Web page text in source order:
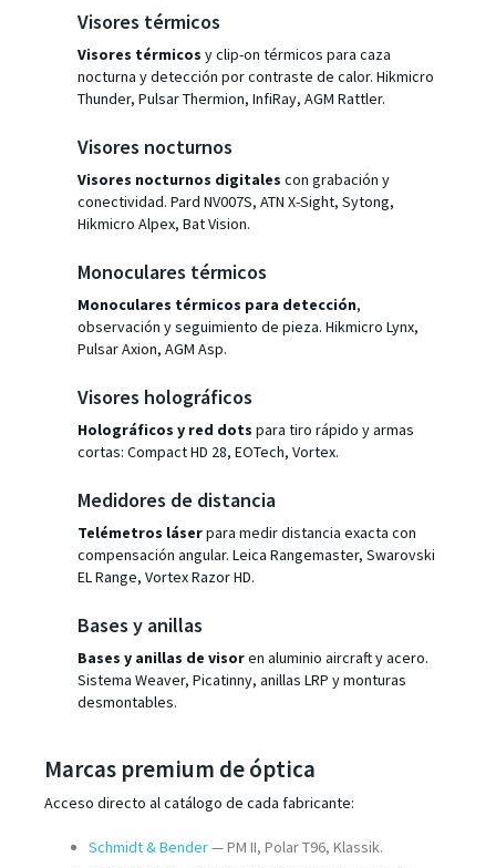
Visores térmicos
Visores térmicos y clip-on térmicos para caza
nocturna y detección por contraste de calor. Hikmicro
Thunder, Pulsar Thermion, InfiRay, AGM Rattler.
Visores nocturnos
Visores nocturnos digitales con grabación y
conectividad. Pard NV007S, ATN X-Sight, Sytong,
Hikmicro Alpex, Bat Vision.
Monoculares térmicos
Monoculares térmicos para detección,
observación y seguimiento de pieza. Hikmicro Lynx,
Pulsar Axion, AGM Asp.
Visores holográficos
Holográficos y red dots para tiro rápido y armas
cortas: Compact HD 28, EOTech, Vortex.
Medidores de distancia
Telémetros láserpara medir distancia exacta con
compensación angular. Leica Rangemaster, Swarovski
EL Range, Vortex Razor HD.
Bases y anillas
Bases y anillas de visoren aluminio aircraft y acero.
Sistema Weaver, Picatinny, anillas LRP y monturas
desmontables.
Marcas premium de óptica
Acceso directo al catálogo de cada fabricante:
Schmidt & Bender— PM II, Polar T96, Klassik.